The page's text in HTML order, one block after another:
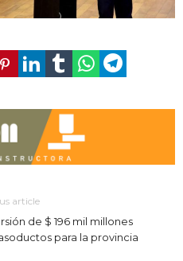
article
de $ 196 mil millones
para la provincia